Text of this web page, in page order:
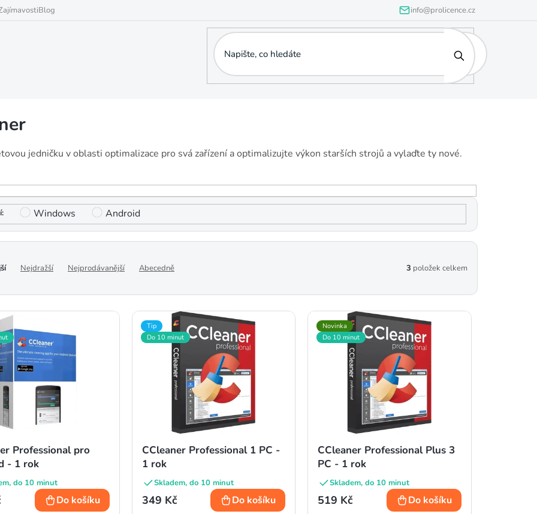
info@prolicence.cz
Blog
jedničku v oblasti optimalizace pro svá zařízení a optimalizujte výkon starších strojů a vylaďte ty nové.
Nejdražší Nejprodávanější Abecedně 3 položek celkem
Windows Android
Professional pro
- 1 rok
do 10 minut
Do košíku
Tip
Do 10 minut
CCleaner Professional 1 PC -
1 rok
Skladem, do 10 minut
349 Kč Do košíku
Novinka
Do 10 minut
CCleaner Professional Plus 3
PC - 1 rok
Skladem, do 10 minut
519 Kč Do košíku